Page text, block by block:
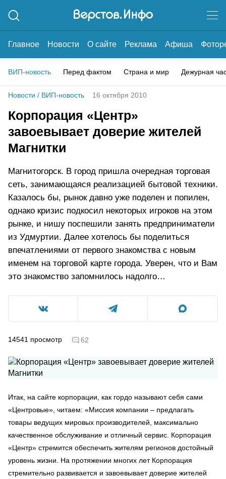
Главное Новости О сайте Реклама Афиша
ВИП-новость Перед фактом Страна и мир Дежурная
Новости / ВИП-новость 16 октября 2010
Корпорация «Центр»
завоевывает доверие жителей
Магнитки
Магнитогорск. В город пришла очередная торговая
сеть, занимающаяся реализацией бытовой техники.
Казалось бы, рынок давно уже поделен и попилен,
однако кризис подкосил некоторых игроков на этом
рынке, и нишу поспешили занять предприниматели
из Удмуртии. Далее хотелось бы поделиться
впечатлениями от первого знакомства с новым
именем на торговой карте города. Уверен, что и Вам
это знакомство запомнилось надолго…
14541 просмотр 62
Итак, на сайте корпорации, как гордо называют себя сами
«Центровые», читаем: «Миссия компании – предлагать
товары ведущих мировых производителей, максимально
качественное обслуживание и отличный сервис. Корпорация
«Центр» стремится обеспечить жителям регионов достойный
уровень жизни. На протяжении многих лет Корпорация
стремительно развивается и завоевывает доверие жителей